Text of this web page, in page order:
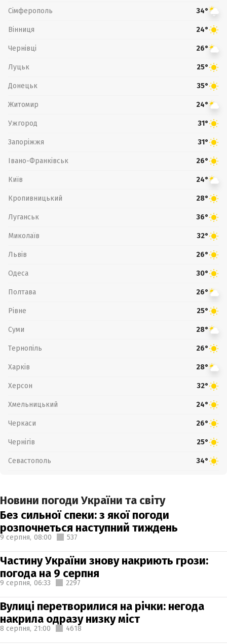
Сімферополь 34°
Вінниця 24°
Чернівці 26°
Луцьк 25°
Донецьк 35°
Житомир 24°
Ужгород 31°
Запоріжжя 31°
Івано-Франківськ 26°
Київ 24°
Кропивницький 28°
Луганськ 36°
Миколаїв 32°
Львів 26°
Одеса 30°
Полтава 26°
Рівне 25°
Суми 28°
Тернопіль 26°
Харків 28°
Херсон 32°
Хмельницький 24°
Черкаси 26°
Чернігів 25°
Севастополь 34°
Новини погоди України та світу
Без сильної спеки: з якої погоди
розпочнеться наступний тиждень
9 серпня, 08:00 537
Частину України знову накриють грози:
погода на 9 серпня
9 серпня, 06:33 2297
Вулиці перетворилися на річки: негода
накрила одразу низку міст
8 серпня, 21:00 4618